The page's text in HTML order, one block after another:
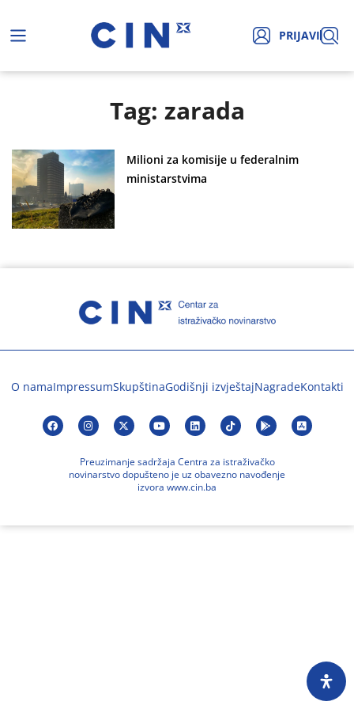
PRIJAVI
Tag: zarada
Milioni za komisije u federalnim
ministarstvima
O namaImpressumSkupštinaGodišnji izvještajNagradeKontakti
Preuzimanje sadržaja Centra za istraživačko
novinarstvo dopušteno je uz obavezno navođenje
izvora www.cin.ba